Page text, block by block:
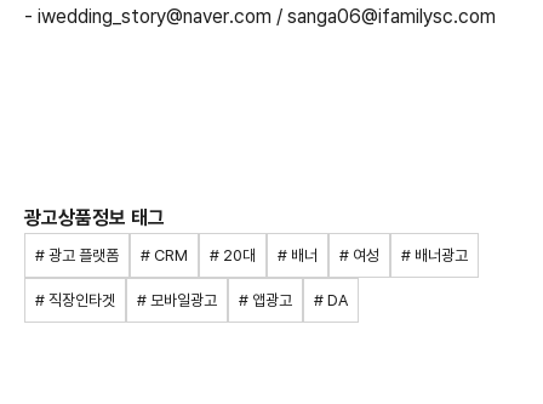
- iwedding_story@naver.com / sanga06@ifamilysc.com
광고상품정보 태그
# 광고 플랫폼 # CRM # 20대 # 배너 # 여성 # 배너광고
# 직장인타겟 # 모바일광고 # 앱광고 # DA